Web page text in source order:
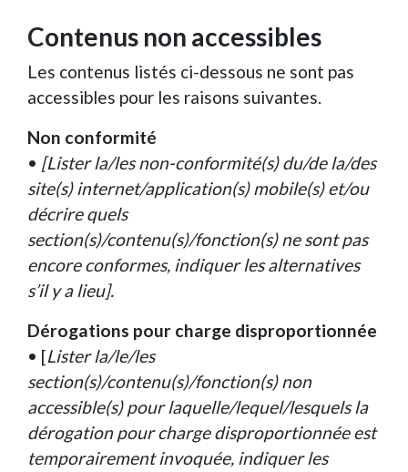
Contenus non accessibles
Les contenus listés ci-dessous ne sont pas
accessibles pour les raisons suivantes.
Non conformité
• [Lister la/les non-conformité(s) du/de la/des
site(s) internet/application(s) mobile(s) et/ou
décrire quels
section(s)/contenu(s)/fonction(s) ne sont pas
encore conformes, indiquer les alternatives
s’il y a lieu].
Dérogations pour charge disproportionnée
• [Lister la/le/les
section(s)/contenu(s)/fonction(s) non
accessible(s) pour laquelle/lequel/lesquels la
dérogation pour charge disproportionnée est
temporairement invoquée, indiquer les